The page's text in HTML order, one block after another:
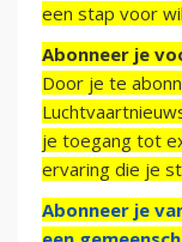
een stap voor
Abonneer je
Door je te
je toegang tot
ervaring die je
Abonneer je